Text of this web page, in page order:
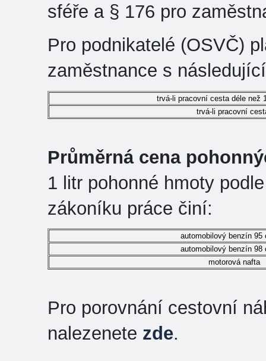
sféře a § 176 pro
Pro podnikatelé (OSVČ)
zaměstnance s
trvá-li pracovní cesta déle než
trvá-li pracovní
Průměrná cena
1 litr pohonné hmoty
zákoníku práce činí:
automobilový benzín 95
automobilový benzín 98
motorová nafta
Pro porovnání cestovní
nalezenete zde.